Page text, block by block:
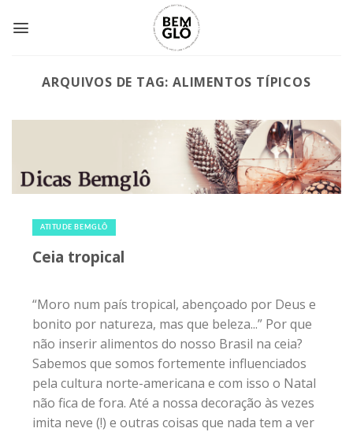
ARQUIVOS DE TAG: ALIMENTOS TÍPICOS
ATITUDE BEMGLÔ
Ceia tropical
“Moro num país tropical, abençoado por Deus e
bonito por natureza, mas que beleza...” Por que
não inserir alimentos do nosso Brasil na ceia?
Sabemos que somos fortemente influenciados
pela cultura norte-americana e com isso o Natal
não fica de fora. Até a nossa decoração às vezes
imita neve (!) e outras coisas que nada tem a ver